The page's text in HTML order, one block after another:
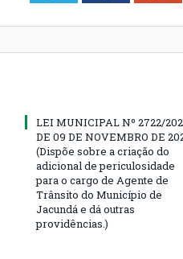
LEI MUNICIPAL Nº 2722/
DE 09 DE NOVEMBRO DE
(Dispõe sobre a criação do
adicional de periculosidade
para o cargo de Agente de
Trânsito do Município de
Jacundá e dá outras
providências.)